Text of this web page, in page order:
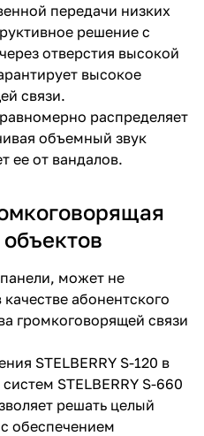
передачи низких
решение с
отверстия высокой
высокое
связи.
распределяет
объемный звук
ее от вандалов.
может не
абонентского
громкоговорящей связи
STELBERRY S-120 в
STELBERRY S-660
решать целый
обеспечением